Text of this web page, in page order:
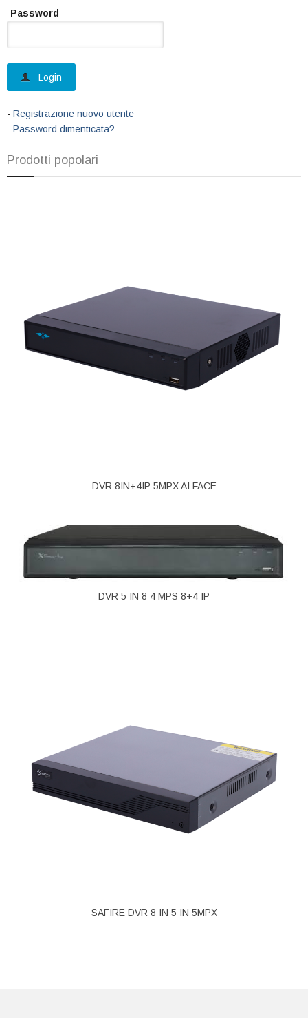
Password
Login
- Registrazione nuovo utente
- Password dimenticata?
Prodotti popolari
DVR 8IN+4IP 5MPX AI FACE
DVR 5 IN 8 4 MPS 8+4 IP
SAFIRE DVR 8 IN 5 IN 5MPX